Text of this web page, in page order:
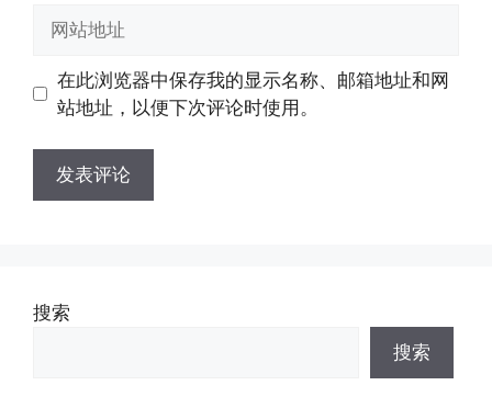
址
址
在此浏览器中保存我的显示名称、邮箱地址和网
站地址，以便下次评论时使用。
搜索
搜索